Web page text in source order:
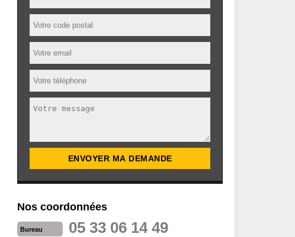
Nos coordonnées
Bureau 05 33 06 14 49